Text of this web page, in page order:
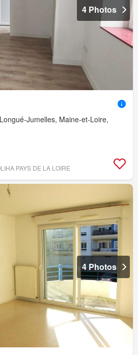
4 Photos
Jumelles, Maine-et-Loire,
PAYS DE LA LOIRE
4 Photos